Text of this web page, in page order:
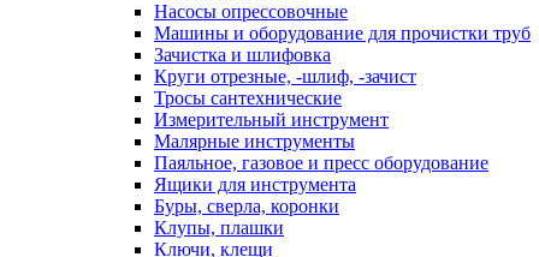
Насосы опрессовочные
Машины и оборудование для прочистки труб
Зачистка и шлифовка
Круги отрезные, -шлиф, -зачист
Тросы сантехнические
Измерительный инструмент
Малярные инструменты
Паяльное, газовое и пресс оборудование
Ящики для инструмента
Буры, сверла, коронки
Клупы, плашки
Ключи, клещи